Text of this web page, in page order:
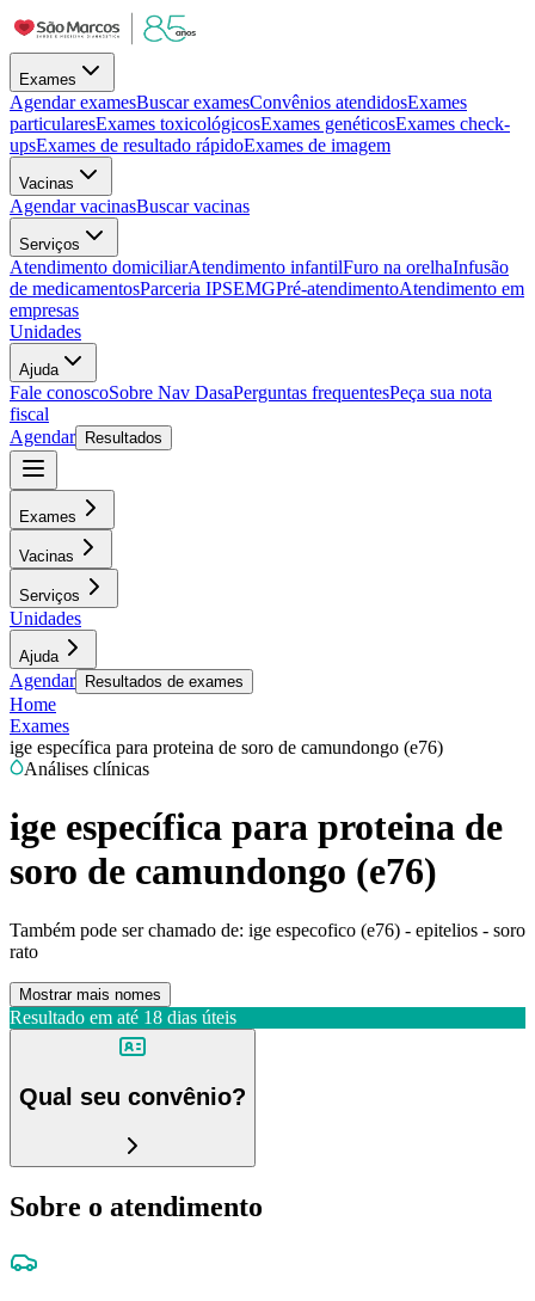
Exames
Agendar examesBuscar examesConvênios atendidosExames
particularesExames toxicológicosExames genéticosExames check-
upsExames de resultado rápidoExames de imagem
Vacinas
Agendar vacinasBuscar vacinas
Serviços
Atendimento domiciliarAtendimento infantilFuro na orelhaInfusão
de medicamentosParceria IPSEMGPré-atendimentoAtendimento em
empresas
Unidades
Ajuda
Fale conoscoSobre Nav DasaPerguntas frequentesPeça sua nota
fiscal
Agendar
Resultados
Exames
Vacinas
Serviços
Unidades
Ajuda
Agendar Resultados de exames
Home
Exames
ige específica para proteina de soro de camundongo (e76)
Análises clínicas
ige específica para proteina de
soro de camundongo (e76)
Também pode ser chamado de: ige especofico (e76) - epitelios - soro
rato
Mostrar mais nomes
Resultado em até 18 dias úteis
Qual seu convênio?
Sobre o atendimento